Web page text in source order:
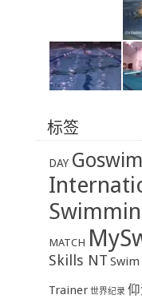
标签
DAY Goswim
MATCH
Skills NT Swim
Trainer 世界纪录